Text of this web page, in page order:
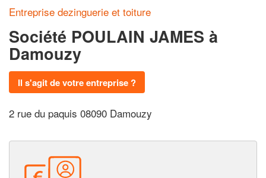
Entreprise dezinguerie et toiture
Société POULAIN JAMES à
Damouzy
Il s'agit de votre entreprise ?
2 rue du paquis 08090 Damouzy